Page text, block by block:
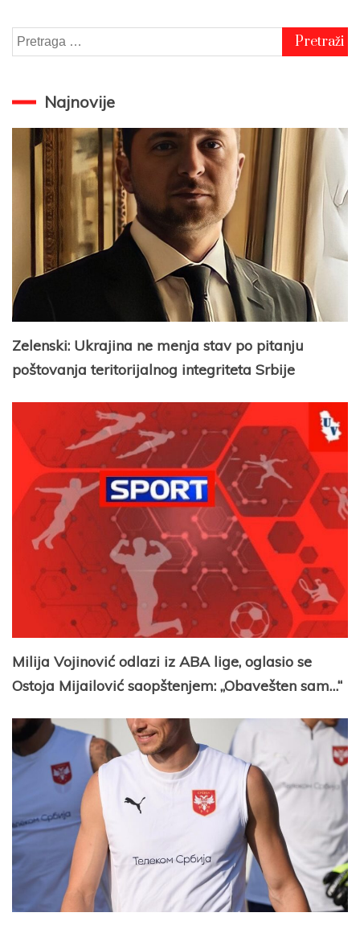
Pretraga
za:
Najnovije
Zelenski: Ukrajina ne menja stav po pitanju
poštovanja teritorijalnog integriteta Srbije
Milija Vojinović odlazi iz ABA lige, oglasio se
Ostoja Mijailović saopštenjem: „Obavešten sam…“